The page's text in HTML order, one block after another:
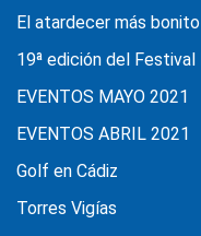
El atardecer más
19ª edición del Festival
EVENTOS MAYO 2021
EVENTOS ABRIL 2021
Golf en Cádiz
Torres Vigías